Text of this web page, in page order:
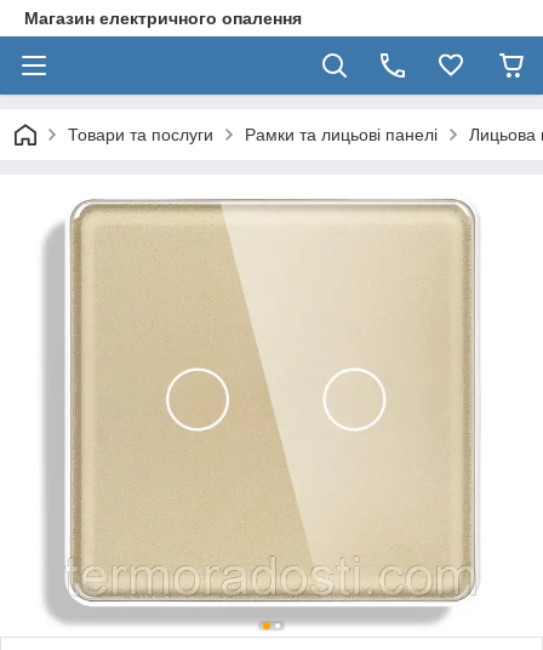
Магазин електричного опалення
Товари та послуги Рамки та лицьові панелі Лицьова